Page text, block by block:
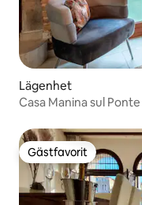
Lägenhet
Casa Manina sul
Gästfavorit
Gästfavorit